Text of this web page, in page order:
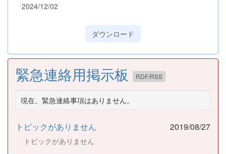
2024/12/02
ダウンロード
緊急連絡用掲示板 RDF/RSS
現在、緊急連絡事項はありません。
トピックがありません 2019/08/27
トピックがありません